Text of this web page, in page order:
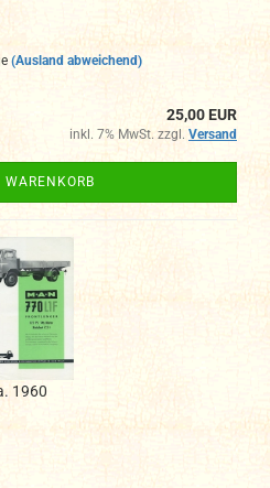
(Ausland abweichend)
25,00 EUR
inkl. 7% MwSt. zzgl. Versand
WARENKORB
1960